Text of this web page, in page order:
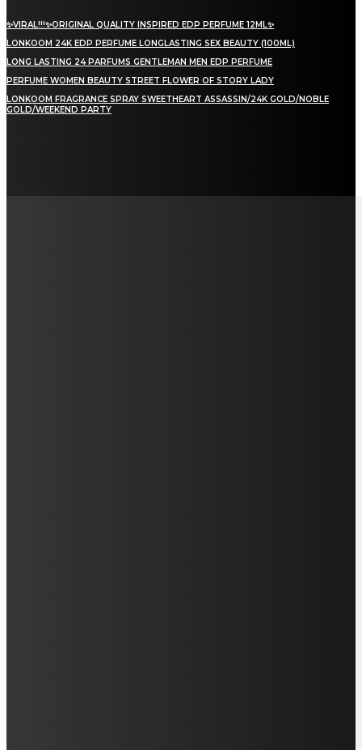
✨VIRAL!!!✨ORIGINAL QUALITY INSPIRED EDP PERFUME 12ML✨
LONKOOM 24K EDP PERFUME LONGLASTING SEX BEAUTY (100ML)
LONG LASTING 24 PARFUMS GENTLEMAN MEN EDP PERFUME
PERFUME WOMEN BEAUTY STREET FLOWER OF STORY LADY
LONKOOM FRAGRANCE SPRAY SWEETHEART ASSASSIN/24K GOLD/NOBLE
GOLD/WEEKEND PARTY